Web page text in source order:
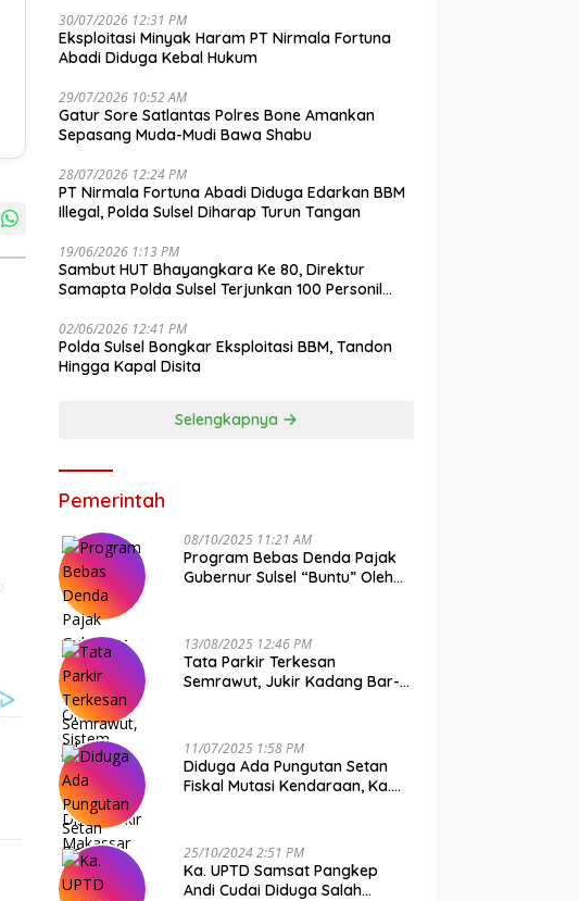
30/07/2026 12:31 PM
Eksploitasi Minyak Haram PT Nirmala Fortuna
Abadi Diduga Kebal Hukum
29/07/2026 10:52 AM
Gatur Sore Satlantas Polres Bone Amankan
Sepasang Muda-Mudi Bawa Shabu
28/07/2026 12:24 PM
PT Nirmala Fortuna Abadi Diduga Edarkan BBM
Illegal, Polda Sulsel Diharap Turun Tangan
19/06/2026 1:13 PM
Sambut HUT Bhayangkara Ke 80, Direktur
Samapta Polda Sulsel Terjunkan 100 Personil
02/06/2026 12:41 PM
Polda Sulsel Bongkar Eksploitasi BBM, Tandon
Hingga Kapal Disita
Selengkapnya
Pemerintah
08/10/2025 11:21 AM
Program Bebas Denda Pajak
Gubernur Sulsel “Buntu” Oleh
13/08/2025 12:46 PM
Tata Parkir Terkesan
Semrawut, Jukir Kadang Bar-
11/07/2025 1:58 PM
Diduga Ada Pungutan Setan
Fiskal Mutasi Kendaraan, Ka.
25/10/2024 2:51 PM
Ka. UPTD Samsat Pangkep
Andi Cudai Diduga Salah